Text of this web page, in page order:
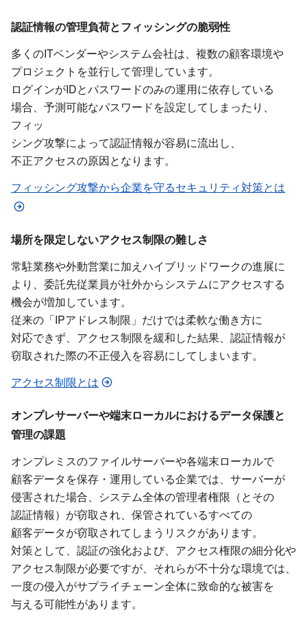
認証情報の​管理負荷と​フィッシングの​脆弱性
多くの​ITベンダーや​システム会社は、​複数の​顧客環境や​
プロジェクトを​並行して​管理しています。
ログインが​IDと​パスワードのみの​運用に​依存している​
場合、​予測可能な​パスワードを​設定してしまったり、​
フィッ
シング攻撃に​よって​認証情報が​容易に​流出し、​
不正アクセスの​原因と​なります。
フィッシング攻撃から​企業を​守る​セキュリティ対策とは
場所を​限定しない​アクセス制限の​難しさ
常駐業務や​外動営業に​加えハイブリッドワークの​進展に​
より、​委託先従業員が​社外から​システムに​アクセスする​
機会が​増加しています。
従来の​「IPアドレス制限」だけでは​柔軟な​働き方に​
対応できず、​アクセス制限を​緩和した​結果、​認証情報が​
窃取された​際の​不正侵入を​容易に​してしまいます。
アクセス制限とは
オンプレサーバーや​端末ローカルに​おける​データ保護と​
管理の​課題
オンプレミスの​ファイルサーバーや​各端末ローカルで​
顧客データを​保存・​運用している​企業では、​サーバーが​
侵害された​場合、​システム全体の​管理者権限​（と​その​
認証情報）が​窃取され、​保管されている​すべての​
顧客データが​窃取されてしまうリスクが​あります。
対策と​して、​認証の​強化および、​アクセス権限の​細分化や​
アクセス制限が​必要ですが、​それらが​不十分な​環境では、​
一度の​侵入が​サプライチェーン全体に​致命的な​被害を​
与える​可能性が​あります。